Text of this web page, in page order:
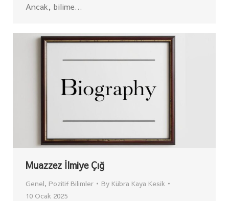
Ancak, bilime…
Muazzez İlmiye Çığ
Genel, Pozitif Bilimler By Kübra Kaya Kesik
10 Ocak 2025